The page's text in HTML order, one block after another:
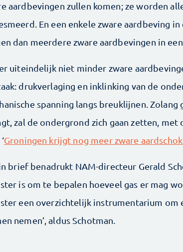
aardbevingen zullen komen; ze worden
En een enkele zware aardbeving
dan meerdere zware aardbevingen in
uiteindelijk niet minder zware
drukverlaging en inklinking van de
spanning langs breuklijnen.
zal de ondergrond zich gaan zetten,
Groningen krijgt nog meer zware
brief benadrukt NAM-directeur Gerald
is om te bepalen hoeveel gas er mag
een overzichtelijk instrumentarium om
nemen’, aldus Schotman.